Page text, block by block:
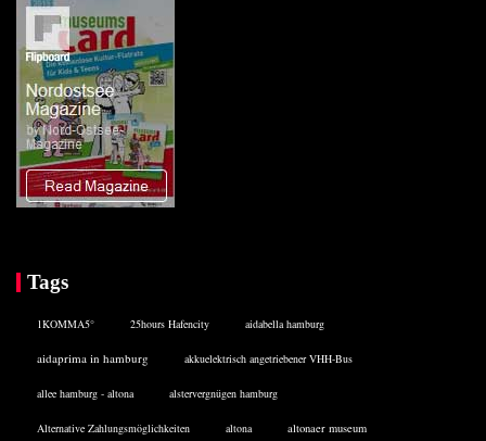
Tags
1KOMMA5° 25hours Hafencity aidabella hamburg
aidaprima in hamburg akkuelektrisch angetriebener VHH-Bus
allee hamburg - altona alstervergnügen hamburg
Alternative Zahlungsmöglichkeiten altona altonaer museum